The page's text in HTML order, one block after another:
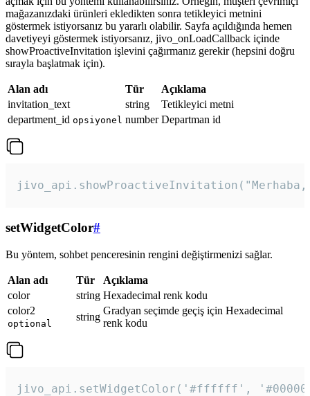
mağazanızdaki ürünleri ekledikten sonra tetikleyici metnini
göstermek istiyorsanız bu yararlı olabilir. Sayfa açıldığında hemen
davetiyeyi göstermek istiyorsanız, jivo_onLoadCallback içinde
showProactiveInvitation işlevini çağırmanız gerekir (hepsini doğru
sırayla başlatmak için).
Alan adı Tür
Açıklama
invitation_text
string
Tetikleyici metni
department_id opsiyonel number Departman id
setWidgetColor#
Bu yöntem, sohbet penceresinin rengini değiştirmenizi sağlar.
Alan adı Tür
Açıklama
color
string Hexadecimal renk kodu
color2
optional
string
Gradyan seçimde geçiş için Hexadecimal
renk kodu
jivo_api.setWidgetColor('#ffffff',